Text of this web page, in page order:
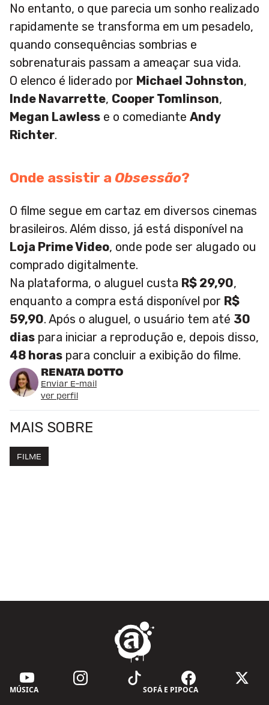
No entanto, o que parecia um sonho realizado
rapidamente se transforma em um pesadelo,
quando consequências sombrias e
sobrenaturais passam a ameaçar sua vida.
O elenco é liderado por Michael Johnston,
Inde Navarrette, Cooper Tomlinson,
Megan Lawless e o comediante Andy
Richter.
Onde assistir a Obsessão?
O filme segue em cartaz em diversos cinemas
brasileiros. Além disso, já está disponível na
Loja Prime Video, onde pode ser alugado ou
comprado digitalmente.
Na plataforma, o aluguel custa R$ 29,90,
enquanto a compra está disponível por R$
59,90. Após o aluguel, o usuário tem até 30
dias para iniciar a reprodução e, depois disso,
48 horas para concluir a exibição do filme.
RENATA DOTTO
Enviar E-mail
ver perfil
MAIS SOBRE
FILME
MÚSICA SOFÁ E PIPOCA